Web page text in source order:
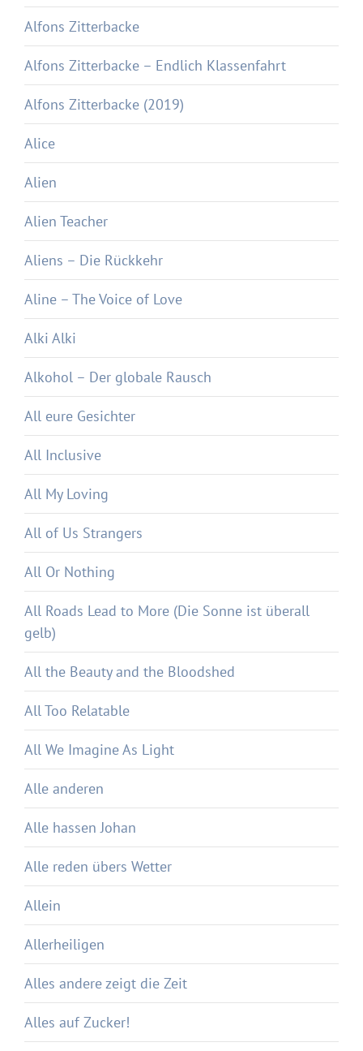
Alfons Zitterbacke
Alfons Zitterbacke – Endlich Klassenfahrt
Alfons Zitterbacke (2019)
Alice
Alien
Alien Teacher
Aliens – Die Rückkehr
Aline – The Voice of Love
Alki Alki
Alkohol – Der globale Rausch
All eure Gesichter
All Inclusive
All My Loving
All of Us Strangers
All Or Nothing
All Roads Lead to More (Die Sonne ist überall
gelb)
All the Beauty and the Bloodshed
All Too Relatable
All We Imagine As Light
Alle anderen
Alle hassen Johan
Alle reden übers Wetter
Allein
Allerheiligen
Alles andere zeigt die Zeit
Alles auf Zucker!